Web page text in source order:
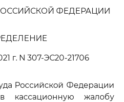
ФЕДЕРАЦИИ
г. N 307-ЭС20-21706
Российской Федерации
кассационную жалобу